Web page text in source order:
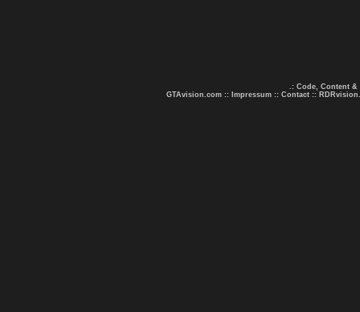
.: Code, Content &
GTAvision.com :: Impressum :: Contact ::